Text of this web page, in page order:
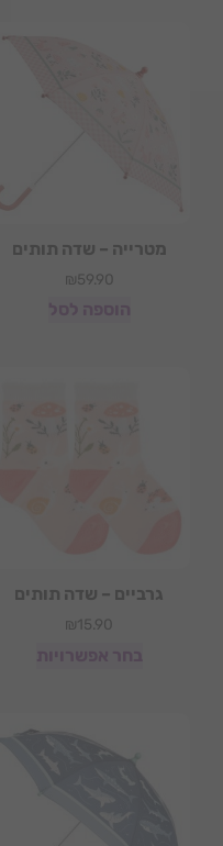
מטרייה – שדה תותים
₪59.90
גרביים – שדה תותים
₪15.90